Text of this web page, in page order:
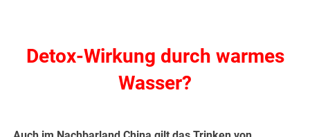
Detox-Wirkung durch warmes
Wasser?